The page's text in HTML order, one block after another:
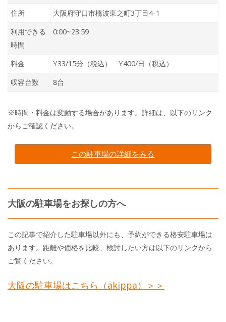
住所
大阪府守口市橋波東之町3丁目4-1
利用できる
時間
0:00~23:59
料金
¥33/15分（税込） ¥400/日（税込）
収容台数
8台
※時間・料金は変動する場合があります。詳細は、以下のリンク
からご確認ください。
この駐車場の詳細をみる
大阪の駐車場をお探しの方へ
この記事で紹介した駐車場以外にも、予約ができる格安駐車場は
あります。距離や価格を比較、検討したい方は以下のリンクから
ご覧ください。
大阪の駐車場はこちら（akippa）＞＞